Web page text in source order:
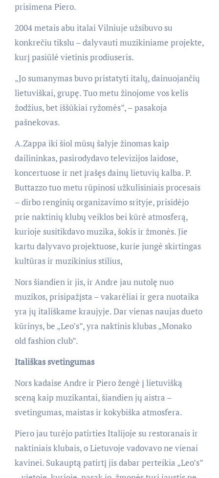
prisimena Piero.
2004 metais abu italai Vilniuje užsibuvo su
konkrečiu tikslu – dalyvauti muzikiniame projekte,
kurį pasiūlė vietinis prodiuseris.
„Jo sumanymas buvo pristatyti italų, dainuojančių
lietuviškai, grupę. Tuo metu žinojome vos kelis
žodžius, bet iššūkiai ryžomės”, – pasakoja
pašnekovas.
A.Zappa iki šiol mūsų šalyje žinomas kaip
dailininkas, pasirodydavo televizijos laidose,
koncertuose ir net įrašęs dainų lietuvių kalba. P.
Buttazzo tuo metu rūpinosi užkulisiniais procesais
– dirbo renginių organizavimo srityje, prisidėjo
prie naktinių klubų veiklos bei kūrė atmosferą,
kurioje susitikdavo muzika, šokis ir žmonės. Jie
kartu dalyvavo projektuose, kurie jungė skirtingas
kultūras ir muzikinius stilius,
Nors šiandien ir jis, ir Andre jau nutolę nuo
muzikos, prisipažįsta – vakarėliai ir gera nuotaika
yra jų itališkame kraujyje. Dar vienas naujas dueto
kūrinys, be „Leo’s”, yra naktinis klubas „Monako
old fashion club”.
Itališkas svetingumas
Nors kadaise Andre ir Piero žengė į lietuvišką
sceną kaip muzikantai, šiandien jų aistra –
svetingumas, maistas ir kokybiška atmosfera.
Piero jau turėjo patirties Italijoje su restoranais ir
naktiniais klubais, o Lietuvoje vadovavo ne vienai
kavinei. Sukauptą patirtį jis dabar perteikia „Leo’s”